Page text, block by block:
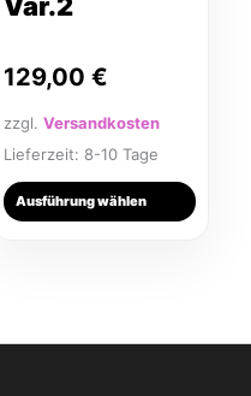
zzgl. Versandkosten
Lieferzeit: 8-10 Tage
129,00 €
Ausführung wählen
gewählt